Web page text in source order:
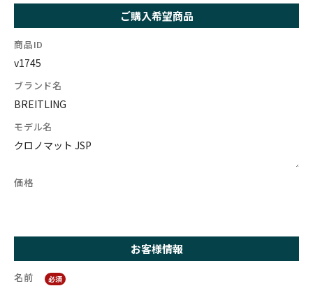
ご購入希望商品
商品ID
ブランド名
モデル名
価格
お客様情報
名前 必須